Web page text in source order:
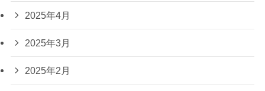
2025年4月
2025年3月
2025年2月